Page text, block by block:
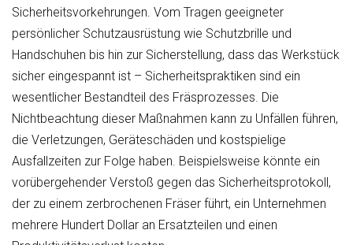
Sicherheitsvorkehrungen. Vom Tragen geeigneter
persönlicher Schutzausrüstung wie Schutzbrille und
Handschuhen bis hin zur Sicherstellung, dass das Werkstück
sicher eingespannt ist – Sicherheitspraktiken sind ein
wesentlicher Bestandteil des Fräsprozesses. Die
Nichtbeachtung dieser Maßnahmen kann zu Unfällen führen,
die Verletzungen, Geräteschäden und kostspielige
Ausfallzeiten zur Folge haben. Beispielsweise könnte ein
vorübergehender Verstoß gegen das Sicherheitsprotokoll,
der zu einem zerbrochenen Fräser führt, ein Unternehmen
mehrere Hundert Dollar an Ersatzteilen und einen